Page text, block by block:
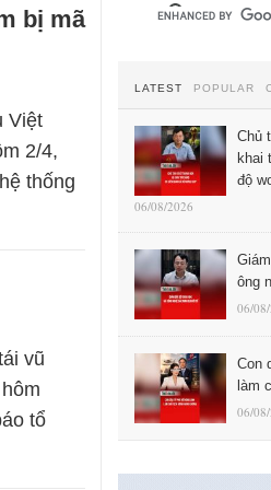
bị mã
Việt
2/4,
thống
vũ
tổ
LATEST POPULAR
Chủ
khai
độ
06/08/2026
ông
06/
Con
làm
06/